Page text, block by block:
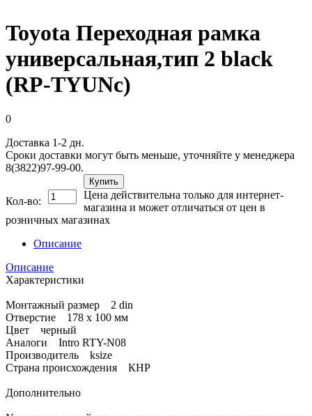
Toyota Переходная рамка
универсальная,тип 2 black
(RP-TYUNc)
0
Доставка 1-2 дн.
Сроки доставки могут быть меньше, уточняйте у менеджера
8(3822)97-99-00.
Кол-во:
Купить
Цена действительна только для интернет-
магазина и может отличаться от цен в
розничных магазинах
Описание
Описание
Характеристики
Монтажный размер 2 din
Отверстие 178 х 100 мм
Цвет черный
Аналоги Intro RTY-N08
Производитель ksize
Страна происхождения КНР
Дополнительно